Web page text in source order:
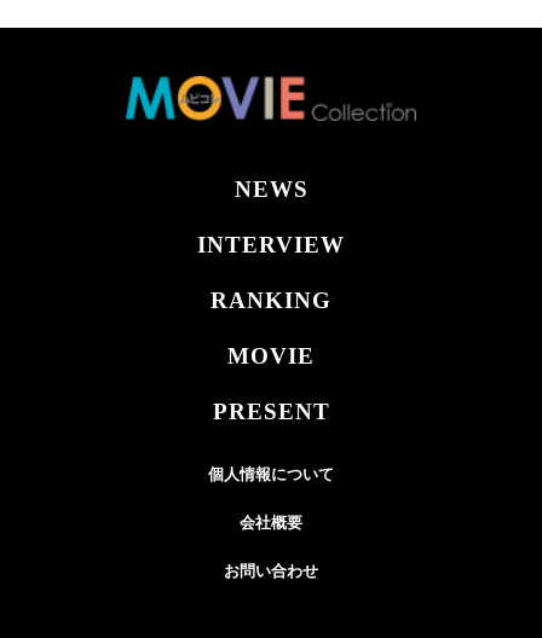
NEWS
INTERVIEW
RANKING
MOVIE
PRESENT
個人情報について
会社概要
お問い合わせ